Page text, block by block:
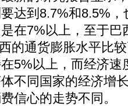
达到8.7%和8.5%
在7%以上，至于巴
的通货膨胀水平比
5%以上，而经济速
不同国家的经济增
信心的走势不同。